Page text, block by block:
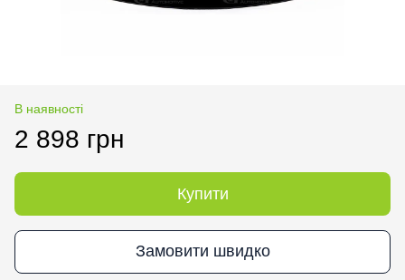
В наявності
2 898 грн
Купити
Замовити швидко